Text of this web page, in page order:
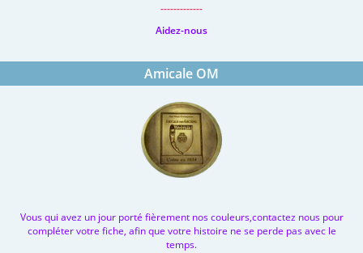
-------------
Aidez-nous
Amicale OM
Vous qui avez un jour porté fièrement nos couleurs,contactez nous pour
compléter votre fiche, afin que votre histoire ne se perde pas avec le
temps.